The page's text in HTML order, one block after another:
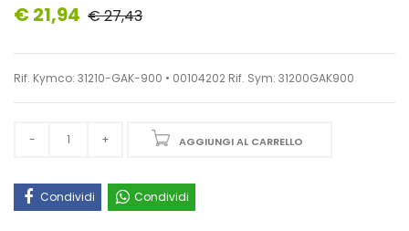
€ 21,94 € 27,43
Rif. Kymco: 31210-GAK-900 • 00104202 Rif. Sym: 31200GAK900
AGGIUNGI AL CARRELLO
Condividi Condividi